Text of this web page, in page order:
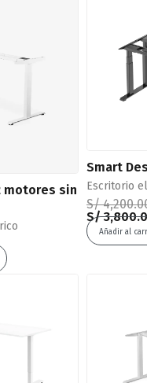
motores sin
Smart
Escritorio
S/
S/
Añadir al